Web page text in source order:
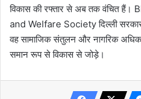
विकास की रफ्तार से अब तक वंचित
and Welfare Society दिल्ली
वह सामाजिक संतुलन और नागरिक
समान रूप से विकास से जोड़े।